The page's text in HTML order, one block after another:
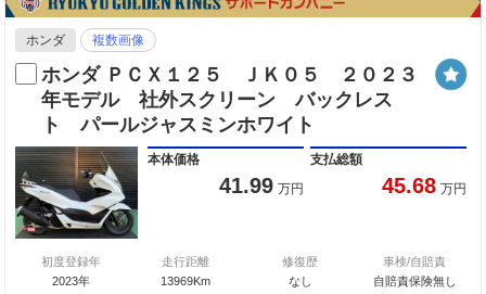
ホンダ 複数画像
ホンダ ＰＣＸ１２５ ＪＫ０５ ２０２３
年モデル 社外スクリーン バックレス
ト パールジャスミンホワイト
本体価格
41.99 万円
支払総額
45.68 万円
初度登録年
2023年
走行距離
13969Km
修復歴
なし
車検/自賠責
自賠責保険無し